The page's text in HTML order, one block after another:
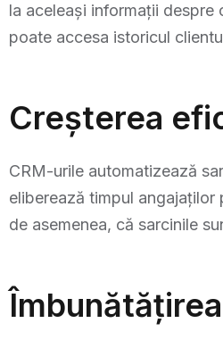
la aceleași informații despre
poate accesa istoricul
Creșterea
CRM-urile automatizează
eliberează timpul
de asemenea, că sarcinile